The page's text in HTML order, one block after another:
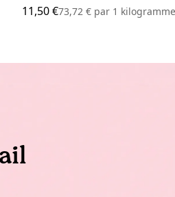
11,50 €73,72 € par1 kilogramme